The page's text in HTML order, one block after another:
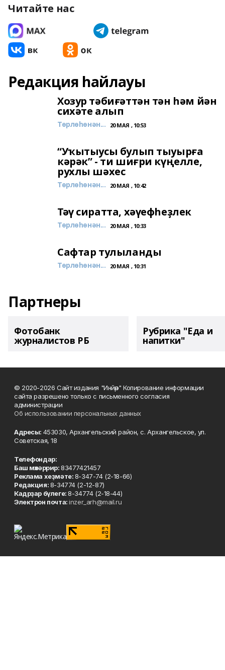
Читайте нас
Редакция һайлауы
Хозур тәбиғәттән тән һәм йән
сихәте алып
Төрлөһөнән... 20 МАЯ , 10:53
“Уҡытыусы булып тыуырға
кәрәк” - ти шиғри күңелле,
рухлы шәхес
Төрлөһөнән... 20 МАЯ , 10:42
Тәү сиратта, хәүефһеҙлек
Төрлөһөнән... 20 МАЯ , 10:33
Сафтар тулыланды
Төрлөһөнән... 20 МАЯ , 10:31
Партнеры
Фотобанк
журналистов РБ
Рубрика "Еда и
напитки"
© 2020-2026 Сайт издания "Инйәр" Копирование информации
сайта разрешено только с письменного согласия
администрации
Об использовании персональных данных
Адресы: 453030, Архангельский район, с. Архангельское, ул.
Советская, 18
Телефондар:
Баш мөхәррир:83477421457
Реклама хеҙмәте:8-347-74 (2-18-66)
Редакция:8-34774 (2-12-87)
Кадрҙар бүлеге:8-34774 (2-18-44)
Электрон почта:inzer_arh@mail.ru